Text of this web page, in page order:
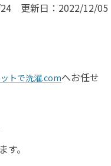
更新日：2022/12/05
トで洗濯.comへお任せ
。